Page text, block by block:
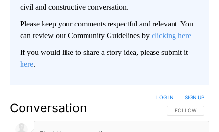
civil and constructive conversation.
Please keep your comments respectful and relevant. You
can review our Community Guidelines by clicking here
If you would like to share a story idea, please submit it
here.
Conversation FOLLOW THIS
FOLLOW
LOG IN SIGN UP